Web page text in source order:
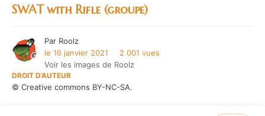
SWAT with Rifle (groupe)
Par Roolz
le 16 janvier 2021
2 001 vues
Voir les images de Roolz
DROIT D’AUTEUR
© Creative commons BY-NC-SA.